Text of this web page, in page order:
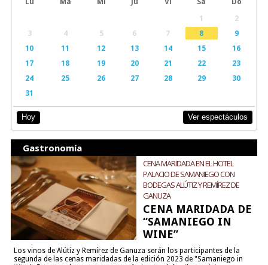
1
2
3
4 5 6 7 8
9
10
11 12 13 14 15
16
17
18 19 20 21 22
23
24
25 26 27 28 29
30
31
Hoy Ver espectáculos
Gastronomía
CENA MARIDADA EN EL HOTEL
PALACIO DE SAMANIEGO CON
BODEGAS ALÚTIZ Y REMÍREZ DE
GANUZA
CENA MARIDADA DE
“SAMANIEGO IN
WINE”
Los vinos de Alútiz y Remírez de Ganuza serán los participantes de la
segunda de las cenas maridadas de la edición 2023 de "Samaniego in